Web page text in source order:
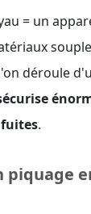
= un
déroule
.
piquage